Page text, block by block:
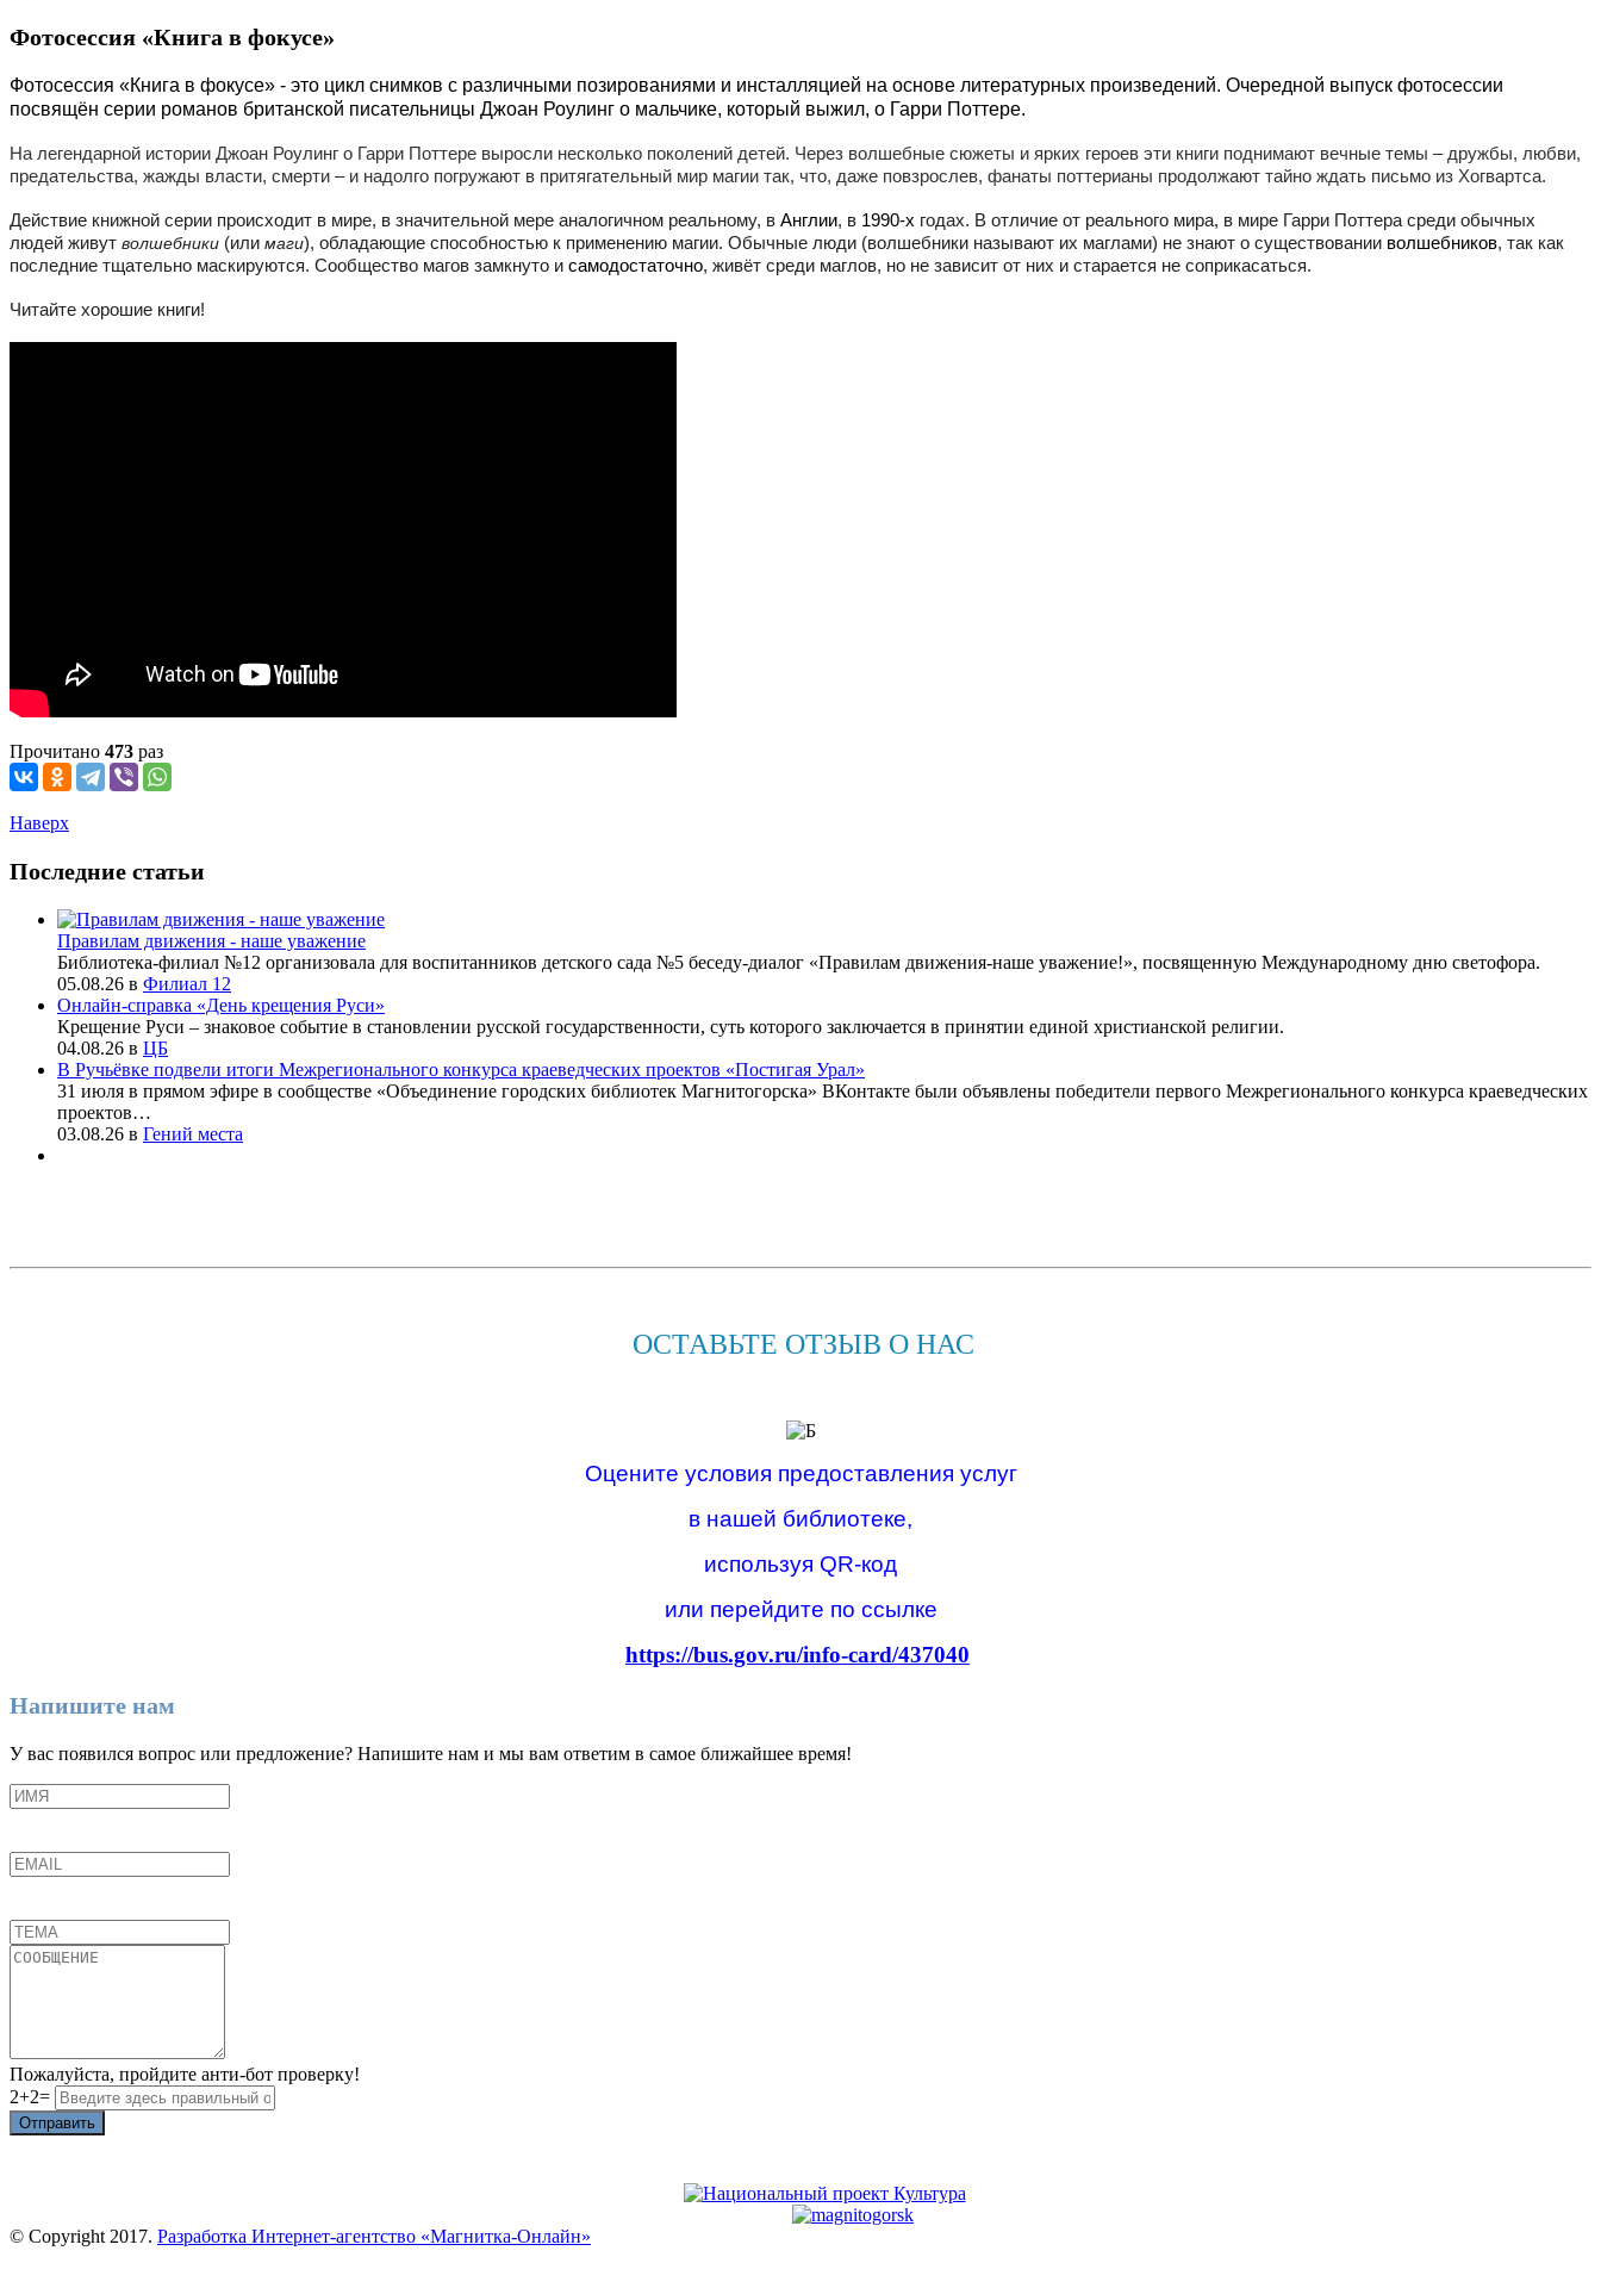
Фотосессия «Книга в фокусе»
Фотосессия «Книга в фокусе» - это цикл снимков с различными позированиями и инсталляцией на основе литературных произведений. Очередной выпуск фотосессии
посвящён серии романов британской писательницы Джоан Роулинг о мальчике, который выжил, о Гарри Поттере.
На легендарной истории Джоан Роулинг о Гарри Поттере выросли несколько поколений детей. Через волшебные сюжеты и ярких героев эти книги поднимают вечные темы – дружбы, любви,
предательства, жажды власти, смерти – и надолго погружают в притягательный мир магии так, что, даже повзрослев, фанаты поттерианы продолжают тайно ждать письмо из Хогвартса.
Действие книжной серии происходит в мире, в значительной мере аналогичном реальному, в Англии, в 1990-х годах. В отличие от реального мира, в мире Гарри Поттера среди обычных
людей живут волшебники (или маги), обладающие способностью к применению магии. Обычные люди (волшебники называют их маглами) не знают о существовании волшебников, так как
последние тщательно маскируются. Сообщество магов замкнуто и самодостаточно, живёт среди маглов, но не зависит от них и старается не соприкасаться.
Читайте хорошие книги!
Прочитано 473 раз
Наверх
Последние статьи
Правилам движения - наше уважение
Библиотека-филиал №12 организовала для воспитанников детского сада №5 беседу-диалог «Правилам движения-наше уважение!», посвященную Международному дню светофора.
05.08.26 в Филиал 12
Онлайн-справка «День крещения Руси»
Крещение Руси – знаковое событие в становлении русской государственности, суть которого заключается в принятии единой христианской религии.
04.08.26 в ЦБ
В Ручьёвке подвели итоги Межрегионального конкурса краеведческих проектов «Постигая Урал»
31 июля в прямом эфире в сообществе «Объединение городских библиотек Магнитогорска» ВКонтакте были объявлены победители первого Межрегионального конкурса краеведческих
проектов…
03.08.26 в Гений места
ОСТАВЬТЕ ОТЗЫВ О НАС
Оцените условия предоставления услуг
в нашей библиотеке,
используя QR-код
или перейдите по ссылке
https://bus.gov.ru/info-card/437040
Напишите нам
У вас появился вопрос или предложение? Напишите нам и мы вам ответим в самое ближайшее время!
Пожалуйста, пройдите анти-бот проверку!
2+2=
Отправить
© Copyright 2017. Разработка Интернет-агентство «Магнитка-Онлайн»